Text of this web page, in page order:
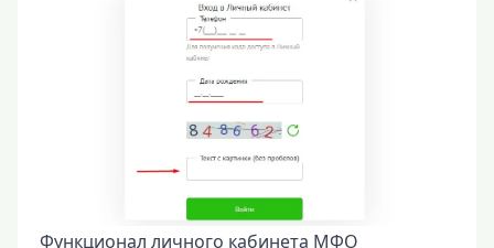
Функционал личного кабинета МФО